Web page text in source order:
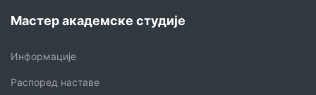
Мастер академске студије
Информације
Распоред наставе